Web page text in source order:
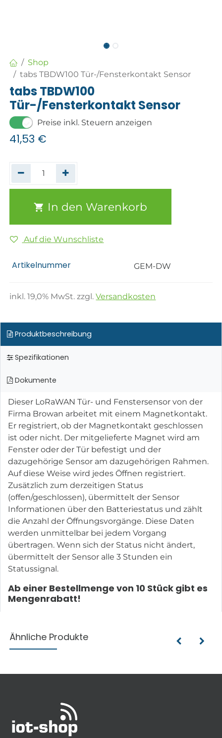
Shop
tabs TBDW100 Tür-/Fensterkontakt Sensor
tabs TBDW100
Tür-/Fensterkontakt Sensor
Preise inkl. Steuern anzeigen
41,53 €
In den Warenkorb
Auf die Wunschliste
Artikelnummer GEM-DW
inkl.19,0% MwSt. zzgl.Versandkosten
Produktbeschreibung
Spezifikationen
Dokumente
Dieser LoRaWAN Tür- und Fenstersensor von der
Firma Browan arbeitet mit einem Magnetkontakt.
Er registriert, ob der Magnetkontakt geschlossen
ist oder nicht. Der mitgelieferte Magnet wird am
Fenster oder der Tür befestigt und der
dazugehörige Sensor am dazugehörigen Rahmen.
Auf diese Weise wird jedes Öffnen registriert.
Zusätzlich zum derzeitigen Status
(offen/geschlossen), übermittelt der Sensor
Informationen über den Batteriestatus und zählt
die Anzahl der Öffnungsvorgänge. Diese Daten
werden unmittelbar bei jedem Vorgang
übertragen. Wenn sich der Status nicht ändert,
übermittelt der Sensor alle 3 Stunden ein
Statussignal.
Ab einer Bestellmenge von 10 Stück gibt es
Mengenrabatt!
Ähnliche Produkte